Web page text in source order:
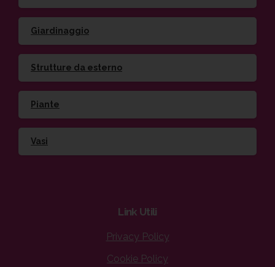
Giardinaggio
Strutture da esterno
Piante
Vasi
Link Utili
Privacy Policy
Cookie Policy